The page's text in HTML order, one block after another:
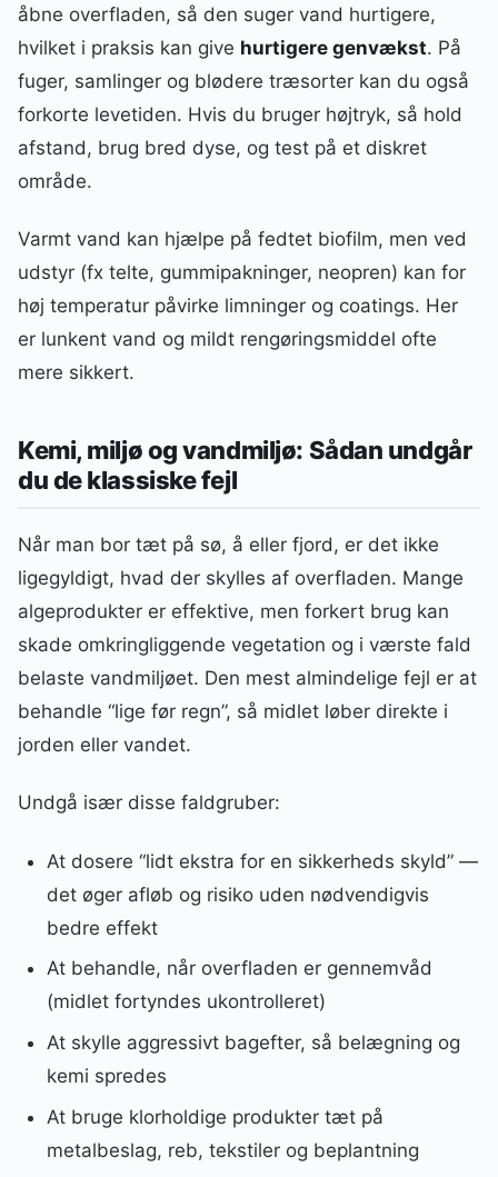
åbne overfladen, så den suger vand hurtigere,
hvilket i praksis kan give hurtigere genvækst. På
fuger, samlinger og blødere træsorter kan du også
forkorte levetiden. Hvis du bruger højtryk, så hold
afstand, brug bred dyse, og test på et diskret
område.
Varmt vand kan hjælpe på fedtet biofilm, men ved
udstyr (fx telte, gummipakninger, neopren) kan for
høj temperatur påvirke limninger og coatings. Her
er lunkent vand og mildt rengøringsmiddel ofte
mere sikkert.
Kemi, miljø og vandmiljø: Sådan undgår
du de klassiske fejl
Når man bor tæt på sø, å eller fjord, er det ikke
ligegyldigt, hvad der skylles af overfladen. Mange
algeprodukter er effektive, men forkert brug kan
skade omkringliggende vegetation og i værste fald
belaste vandmiljøet. Den mest almindelige fejl er at
behandle “lige før regn”, så midlet løber direkte i
jorden eller vandet.
Undgå især disse faldgruber:
At dosere “lidt ekstra for en sikkerheds skyld” —
det øger afløb og risiko uden nødvendigvis
bedre effekt
At behandle, når overfladen er gennemvåd
(midlet fortyndes ukontrolleret)
At skylle aggressivt bagefter, så belægning og
kemi spredes
At bruge klorholdige produkter tæt på
metalbeslag, reb, tekstiler og beplantning